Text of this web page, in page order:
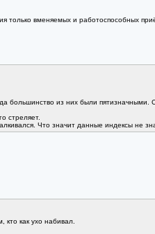
только вменяемых и работоспособных
большинство из них были
стреляет.
Что значит данные индексы не
как ухо набивал.